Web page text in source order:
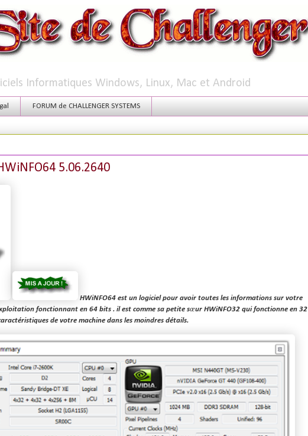
Informatiques Windows, Linux, Mac et Android
FORUM de CHALLENGER SYSTEMS
5.06.2640
HWiNFO64 est un logiciel pour avoir toutes les informations sur votre
fonctionnant en 64 bits . il est comme sa petite sœur HWiNFO32 qui fonctionne en 32
de votre machine dans les moindres détails.